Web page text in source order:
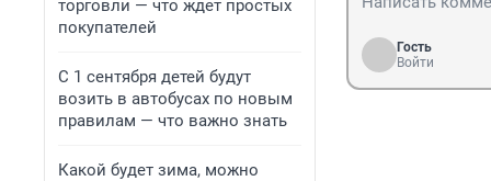
торговли — что ждет простых
покупателей
С 1 сентября детей будут
возить в автобусах по новым
правилам — что важно знать
Какой будет зима, можно
Гость
Войти